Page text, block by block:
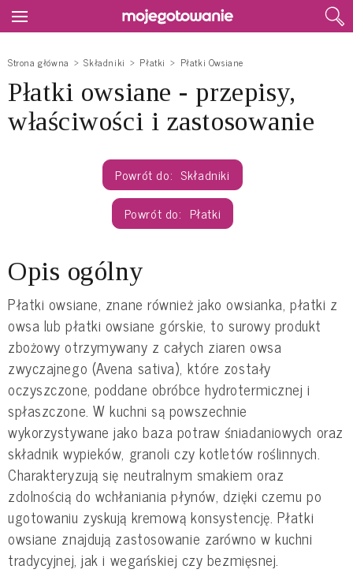
Strona główna Składniki Płatki Płatki Owsiane
Płatki owsiane - przepisy,
właściwości i zastosowanie
Składniki
Płatki
Opis ogólny
Płatki owsiane, znane również jako owsianka, płatki z
owsa lub płatki owsiane górskie, to surowy produkt
zbożowy otrzymywany z całych ziaren owsa
zwyczajnego (Avena sativa), które zostały
oczyszczone, poddane obróbce hydrotermicznej i
spłaszczone. W kuchni są powszechnie
wykorzystywane jako baza potraw śniadaniowych oraz
składnik wypieków, granoli czy kotletów roślinnych.
Charakteryzują się neutralnym smakiem oraz
zdolnością do wchłaniania płynów, dzięki czemu po
ugotowaniu zyskują kremową konsystencję. Płatki
owsiane znajdują zastosowanie zarówno w kuchni
tradycyjnej, jak i wegańskiej czy bezmięsnej.